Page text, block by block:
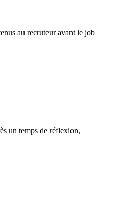
au recruteur avant le job
un temps de réflexion,